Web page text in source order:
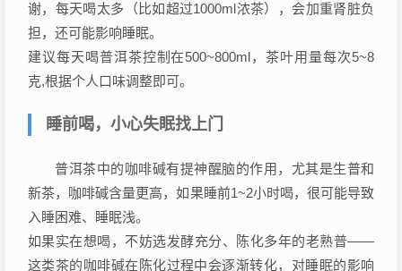
谢，每天喝太多（比如超过1000ml浓茶），会加重肾脏负
担，还可能影响睡眠。
建议每天喝普洱茶控制在500~800ml，茶叶用量每次5~8
克,根据个人口味调整即可。
睡前喝，小心失眠找上门
普洱茶中的咖啡碱有提神醒脑的作用，尤其是生普和
新茶，咖啡碱含量更高，如果睡前1~2小时喝，很可能导致
入睡困难、睡眠浅。
如果实在想喝，不妨选发酵充分、陈化多年的老熟普——
这类茶的咖啡碱在陈化过程中会逐渐转化，对睡眠的影响